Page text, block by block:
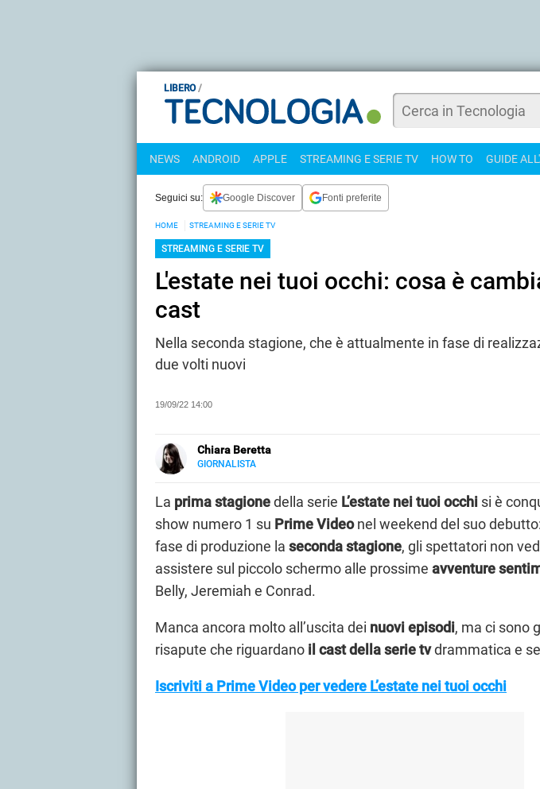
LIBERO
NEWS ANDROID APPLE STREAMING E SERIE TV HOW TO GUIDE
Seguici su: Google Discover Fonti preferite
HOME STREAMING E SERIE TV
STREAMING E SERIE TV
L'estate nei tuoi occhi: cosa è
cast
Nella seconda stagione, che è attualmente in fase di
due volti nuovi
19/09/22 14:00
Chiara Beretta
GIORNALISTA
cartacee. Su Libero Tecnologia scrive di serie tv, film e spettacolo.
La prima stagionedella serie L’estate nei tuoi occhi si è
show numero 1 su Prime Videonel weekend del suo
fase di produzione la seconda stagione, gli spettatori non
assistere sul piccolo schermo alle prossime avventure
Belly, Jeremiah e Conrad.
Manca ancora molto all’uscita dei nuovi episodi, ma ci sono
risapute che riguardano il cast della serie tvdrammatica e
Iscriviti a Prime Video per vedere L’estate nei tuoi occhi